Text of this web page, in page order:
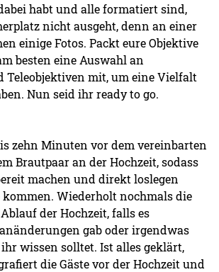
habt und alle formatiert sind,
nicht ausgeht, denn an einer
einige Fotos. Packt eure Objektive
besten eine Auswahl an
mit, um eine Vielfalt
Nun seid ihr ready to go.
zehn Minuten vor dem vereinbarten
Brautpaar an der Hochzeit, sodass
machen und direkt loslegen
Wiederholt nochmals die
der Hochzeit, falls es
gab oder irgendwas
wissen solltet. Ist alles geklärt,
die Gäste vor der Hochzeit und